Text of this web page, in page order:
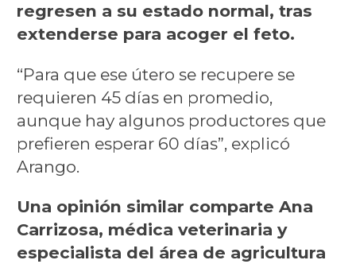
regresen a su estado normal, tras
extenderse para acoger el feto.
“Para que ese útero se recupere se
requieren 45 días en promedio,
aunque hay algunos productores que
prefieren esperar 60 días”, explicó
Arango.
Una opinión similar comparte Ana
Carrizosa, médica veterinaria y
especialista del área de agricultura